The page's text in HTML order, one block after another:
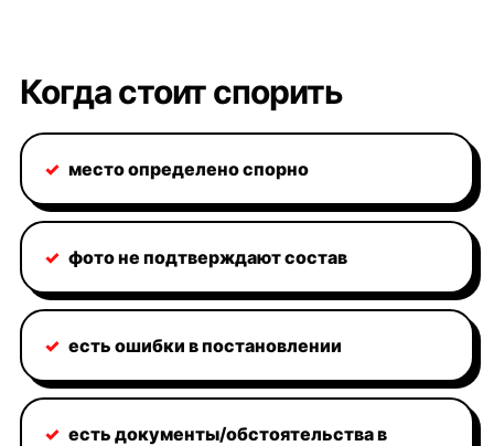
Когда стоит спорить
✓ место определено спорно
✓ фото не подтверждают состав
✓ есть ошибки в постановлении
✓ есть документы/обстоятельства в